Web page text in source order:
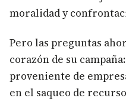
moralidad y
Pero las preguntas
corazón de su
proveniente de
en el saqueo de